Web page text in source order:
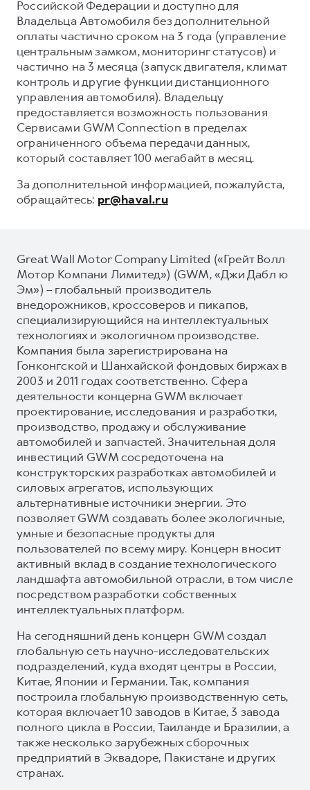
Российской Федерации и доступно для
Владельца Автомобиля без дополнительной
оплаты частично сроком на 3 года (управление
центральным замком, мониторинг статусов) и
частично на 3 месяца (запуск двигателя, климат
контроль и другие функции дистанционного
управления автомобиля). Владельцу
предоставляется возможность пользования
Сервисами GWM Connection в пределах
ограниченного объема передачи данных,
который составляет 100 мегабайт в месяц.
За дополнительной информацией, пожалуйста,
обращайтесь: pr@haval.ru
Great Wall Motor Company Limited («Грейт Волл
Мотор Компани Лимитед») (GWM, «Джи Дабл ю
Эм») – глобальный производитель
внедорожников, кроссоверов и пикапов,
специализирующийся на интеллектуальных
технологиях и экологичном производстве.
Компания была зарегистрирована на
Гонконгской и Шанхайской фондовых биржах в
2003 и 2011 годах соответственно. Сфера
деятельности концерна GWM включает
проектирование, исследования и разработки,
производство, продажу и обслуживание
автомобилей и запчастей. Значительная доля
инвестиций GWM сосредоточена на
конструкторских разработках автомобилей и
силовых агрегатов, использующих
альтернативные источники энергии. Это
позволяет GWM создавать более экологичные,
умные и безопасные продукты для
пользователей по всему миру. Концерн вносит
активный вклад в создание технологического
ландшафта автомобильной отрасли, в том числе
посредством разработки собственных
интеллектуальных платформ.
На сегодняшний день концерн GWM создал
глобальную сеть научно-исследовательских
подразделений, куда входят центры в России,
Китае, Японии и Германии. Так, компания
построила глобальную производственную сеть,
которая включает 10 заводов в Китае, 3 завода
полного цикла в России, Таиланде и Бразилии, а
также несколько зарубежных сборочных
предприятий в Эквадоре, Пакистане и других
странах.